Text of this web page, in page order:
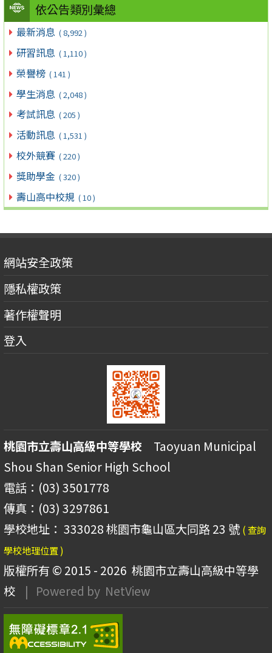
依公告類別彙總
最新消息 ( 8,992 )
研習訊息 ( 1,110 )
榮譽榜 ( 141 )
學生消息 ( 2,048 )
考試訊息 ( 205 )
活動訊息 ( 1,531 )
校外競賽 ( 220 )
獎助學金 ( 320 )
壽山高中校規 ( 10 )
網站安全政策
隱私權政策
著作權聲明
登入
桃園市立壽山高級中等學校 Taoyuan Municipal
Shou Shan Senior High School
電話：(03) 3501778
傳真：(03) 3297861
學校地址： 333028 桃園市龜山區大同路 23 號 ( 查詢
學校地理位置 )
版權所有 © 2015 - 2026 桃園市立壽山高級中等學
校
| Powered by NetView